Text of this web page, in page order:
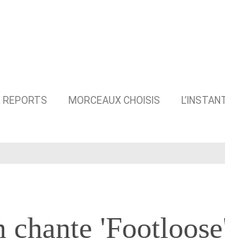
REPORTS MORCEAUX CHOISIS